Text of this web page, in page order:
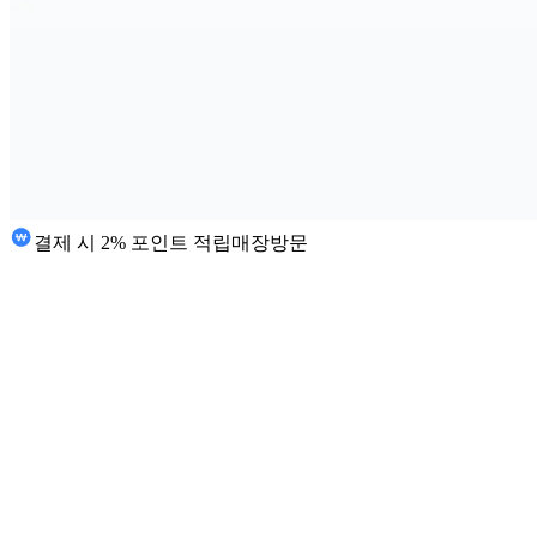
결제 시 2% 포인트 적립매장방문